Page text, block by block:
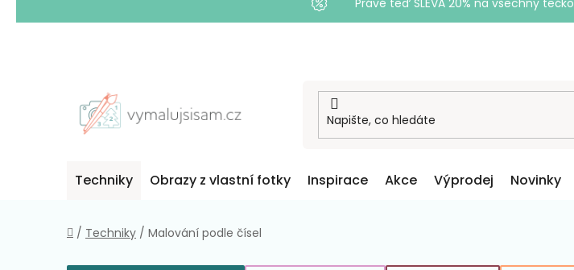
Právě teď SLEVA 20% na všechny
Techniky Obrazy z vlastní fotky Inspirace Akce Výprodej Novinky
Domů
/ Techniky / Malování podle čísel